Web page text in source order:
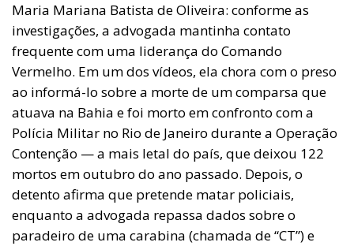
Maria Mariana Batista de Oliveira: conforme as
investigações, a advogada mantinha contato
frequente com uma liderança do Comando
Vermelho. Em um dos vídeos, ela chora com o preso
ao informá-lo sobre a morte de um comparsa que
atuava na Bahia e foi morto em confronto com a
Polícia Militar no Rio de Janeiro durante a Operação
Contenção — a mais letal do país, que deixou 122
mortos em outubro do ano passado. Depois, o
detento afirma que pretende matar policiais,
enquanto a advogada repassa dados sobre o
paradeiro de uma carabina (chamada de “CT”) e